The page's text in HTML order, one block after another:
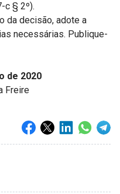
c § 2º).
decisão, adote a
necessárias. Publique-
de 2020
Freire